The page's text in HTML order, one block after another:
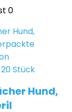
0
Hund,